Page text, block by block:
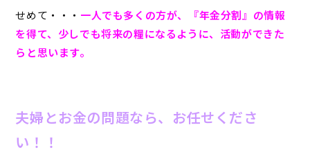
せめて・・・ 一人でも多くの方が、『年金分割』の情報
を得て、少しでも将来の糧になるように、活動ができた
らと思います。
夫婦とお金の問題なら、お任せくださ
い！！